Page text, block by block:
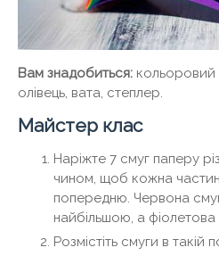
Вам знадобиться: кольоровий
олівець, вата, степлер.
Майстер клас
Наріжте 7 смуг паперу
чином, щоб кожна
попередню. Червона
найбільшою, а
Розмістіть смуги в такій